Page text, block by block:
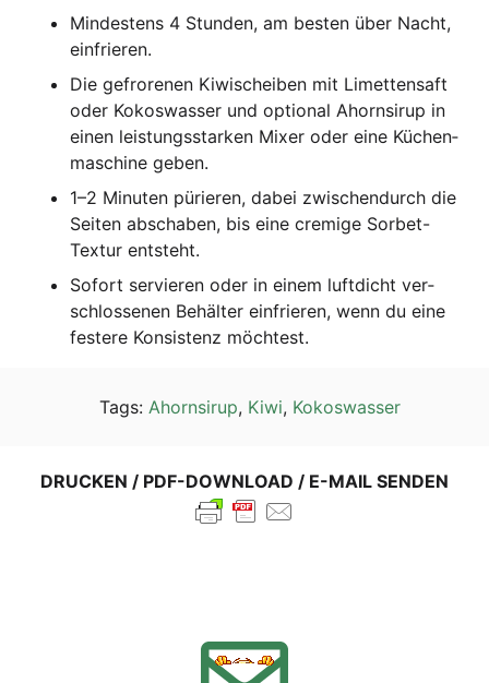
Min­des­tens 4 Stun­den, am bes­ten über Nacht,
einfrieren.
Die gefro­re­nen Kiwi­schei­ben mit Limet­ten­saft
oder Kokos­was­ser und optio­nal Ahorn­si­rup in
einen leis­tungs­star­ken Mixer oder eine Küchen­
ma­schi­ne geben.
1–2 Minu­ten pürie­ren, dabei zwi­schen­durch die
Sei­ten abscha­ben, bis eine cre­mi­ge Sor­bet-
Tex­tur entsteht.
Sofort ser­vie­ren oder in einem luft­dicht ver­
schlos­se­nen Behäl­ter ein­frie­ren, wenn du eine
fes­te­re Kon­sis­tenz möchtest.
Tags: Ahornsirup, Kiwi, Kokoswasser
DRUCKEN / PDF-DOWNLOAD / E-MAIL SENDEN